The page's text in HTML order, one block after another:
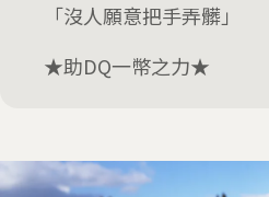
「沒人願意把手弄髒」
★助DQ一幣之力★